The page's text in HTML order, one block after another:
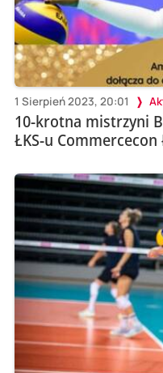
1 Sierpień 2023, 20:01
10-krotna mistrzyni
ŁKS-u Commercecon